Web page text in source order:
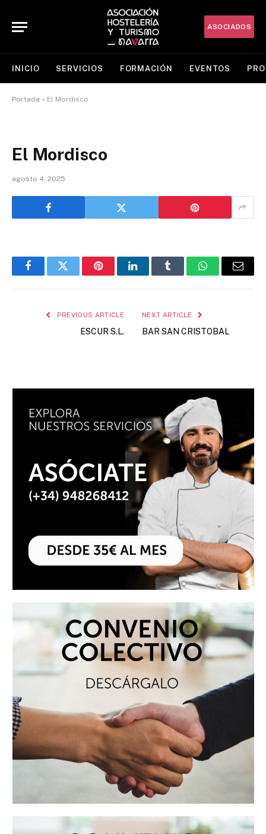
ASOCIADOS
INICIO SERVICIOS FORMACIÓN EVENTOS
Portada » El Mordisco
El Mordisco
agosto 4, 2025
FacebookTwitter PinterestLinkedInTumblr WhatsAppEmail
PREVIOUS ARTICLE
ESCUR S.L.
NEXT ARTICLE
BAR SAN CRISTOBAL